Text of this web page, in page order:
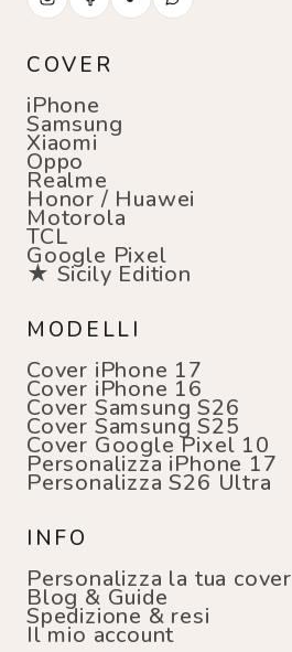
COVER
iPhone
Samsung
Xiaomi
Oppo
Realme
Honor / Huawei
Motorola
TCL
Google Pixel
★ Sicily Edition
MODELLI
Cover iPhone 17
Cover iPhone 16
Cover Samsung S26
Cover Samsung S25
Cover Google Pixel 10
Personalizza iPhone 17
Personalizza S26 Ultra
INFO
Personalizza la tua cover
Blog & Guide
Spedizione & resi
Il mio account